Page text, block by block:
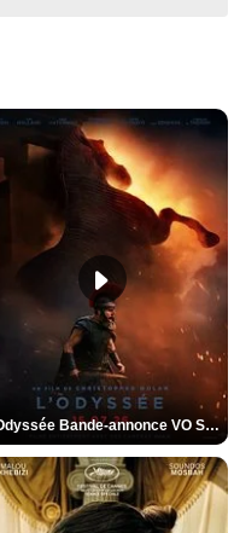
L'Odyssée Bande-annonce VO STFR